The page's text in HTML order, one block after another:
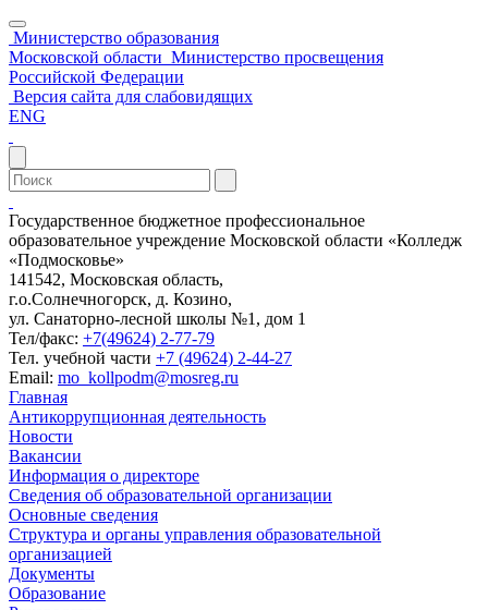
Министерство образования
Московской области Министерство просвещения
Российской Федерации
Версия сайта для слабовидящих
ENG
Государственное бюджетное профессиональное
образовательное учреждение Московской области «Колледж
«Подмосковье»
141542, Московская область,
г.о.Солнечногорск, д. Козино,
ул. Санаторно-лесной школы №1, дом 1
Тел/факс: +7(49624) 2-77-79
Тел. учебной части +7 (49624) 2-44-27
Email: mo_kollpodm@mosreg.ru
Главная
Антикоррупционная деятельность
Новости
Вакансии
Информация о директоре
Сведения об образовательной организации
Основные сведения
Структура и органы управления образовательной
организацией
Документы
Образование